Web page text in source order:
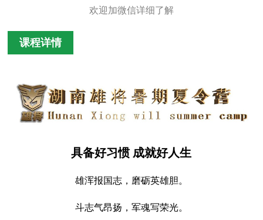
欢迎加微信详细了解
课程详情
具备好习惯 成就好人生
雄浑报国志，磨砺英雄胆。
斗志气昂扬，军魂写荣光。